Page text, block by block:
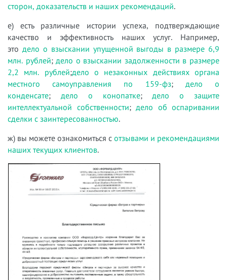
сторон, доказательств и наших рекомендаций.
е) есть различные истории успеха, подтверждающие
качество и эффективность наших услуг. Например,
это дело о взыскании упущенной выгоды в размере 6,9
млн. рублей;дело о взыскании задолженности в размере
2,2 млн. рублей;дело о незаконных действиях органа
местного самоуправления по 159-фз; дело о
конденсате; дело о конопатке;дело о защите
интеллектуальной собственности; дело об оспаривании
сделки с заинтересованностью.
ж) вы можете ознакомиться с отзывами и рекомендациями
наших текущих клиентов.